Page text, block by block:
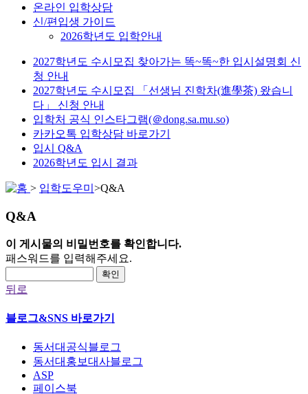
온라인 입학상담
신/편입생 가이드
2026학년도 입학안내
2027학년도 수시모집 찾아가는 똑~똑~한 입시설명회 신
청 안내
2027학년도 수시모집 「선생님 진학차(進學茶) 왔습니
다」 신청 안내
입학처 공식 인스타그램(＠dong.sa.mu.so)
카카오톡 입학상담 바로가기
입시 Q&A
2026학년도 입시 결과
> 입학도우미 >Q&A
Q&A
이 게시물의 비밀번호를 확인합니다.
패스워드를 입력해주세요.
확인
뒤로
블로그&SNS 바로가기
동서대공식블로그
동서대홍보대사블로그
ASP
페이스북